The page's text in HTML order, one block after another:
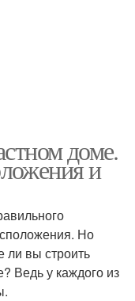
погреб
погреб
доме.
и
Но
ли вы строить
Ведь у каждого из